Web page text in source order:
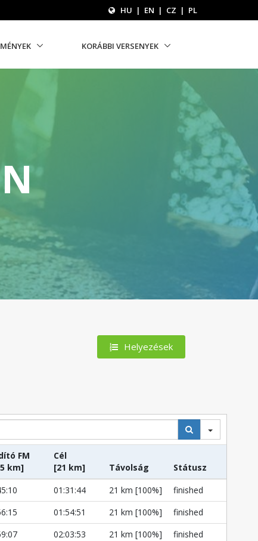
HU | EN | CZ | PL
KORÁBBI VERSENYEK
Helyezések
FM
km]
Cél
[21 km]
Távolság
Státusz
01:31:44 21 km [100%]
finished
01:54:51 21 km [100%]
finished
02:03:53 21 km [100%]
finished